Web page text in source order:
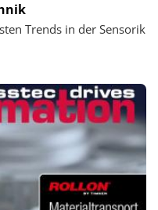
Trends in der Sensorik